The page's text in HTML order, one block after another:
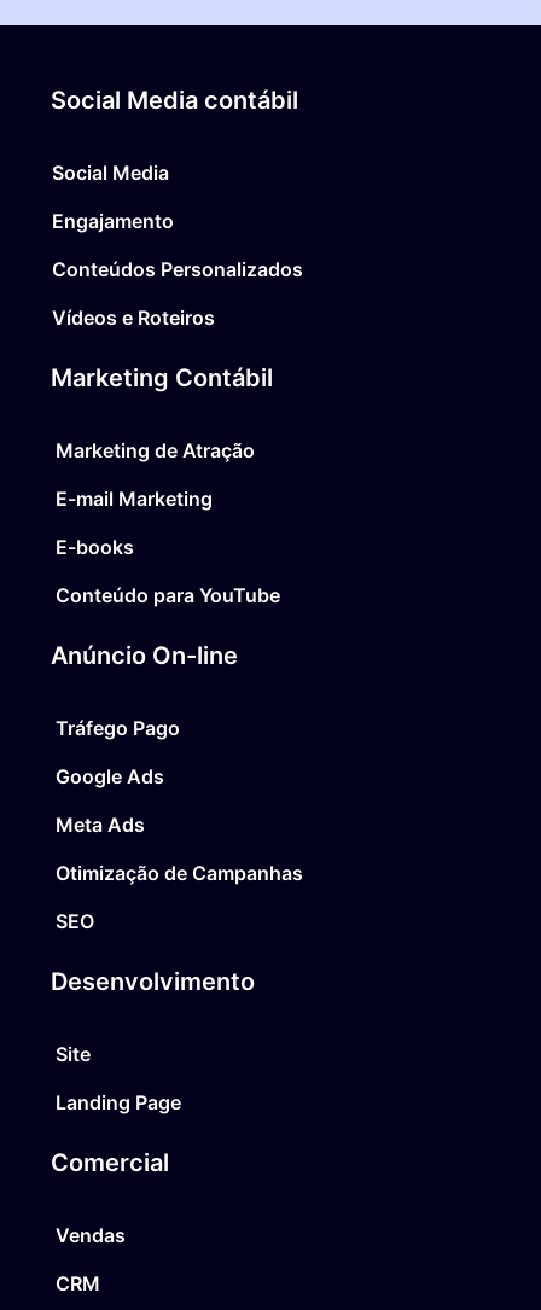
Social Media contábil
Social Media
Engajamento
Conteúdos Personalizados
Vídeos e Roteiros
Marketing Contábil
Marketing de Atração
E-mail Marketing
E-books
Conteúdo para YouTube
Anúncio On-line
Tráfego Pago
Google Ads
Meta Ads
Otimização de Campanhas
SEO
Desenvolvimento
Site
Landing Page
Comercial
Vendas
CRM